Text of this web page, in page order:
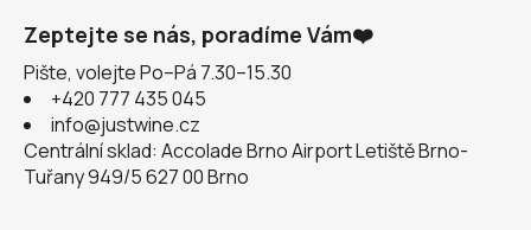
Zeptejte se nás, poradíme Vám❤️
Pište, volejte Po–Pá 7.30–15.30
+420 777 435 045
info@justwine.cz
Centrální sklad: Accolade Brno Airport Letiště Brno-
Tuřany 949/5 627 00 Brno